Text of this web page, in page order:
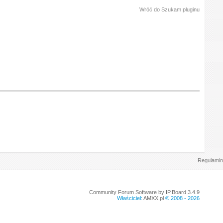
Wróć do Szukam pluginu
Regulamin
Community Forum Software by IP.Board 3.4.9
Właściciel: AMXX.pl© 2008 - 2026